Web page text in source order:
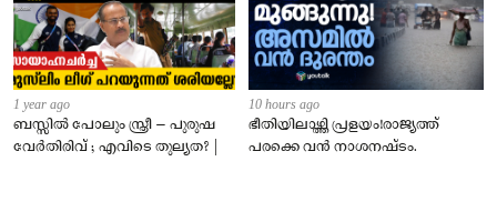
1 year ago
ബസ്സിൽ പോലും സ്ത്രീ – പുരുഷ
വേർതിരിവ് ; എവിടെ തുല്യത? |
10 hours ago
ഭീതിയിലാഴ്ത്തി പ്രളയം!രാജ്യത്ത്
പരക്കെ വൻ നാശനഷ്ടം.